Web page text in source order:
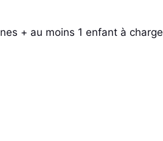
+ au moins 1 enfant à charge